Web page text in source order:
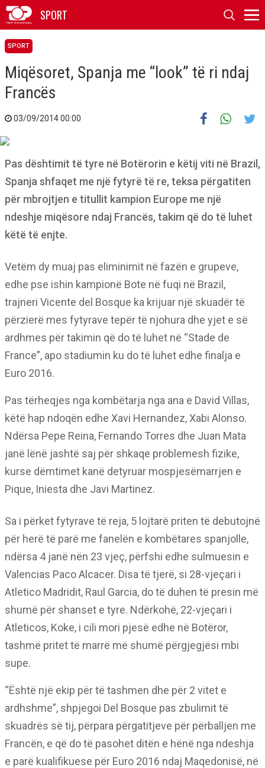
SPORT
SPORT
Miqësoret, Spanja me “look” të ri ndaj
Francës
03/09/2014 00:00
Pas dështimit të tyre në Botërorin e këtij viti në Brazil,
Spanja shfaqet me një fytyrë të re, teksa përgatiten
për mbrojtjen e titullit kampion Europe me një
ndeshje miqësore ndaj Francës, takim që do të luhet
këtë të enjte.
Vetëm dy muaj pas eliminimit në fazën e grupeve,
edhe pse ishin kampionë Bote në fuqi në Brazil,
trajneri Vicente del Bosque ka krijuar një skuadër të
përzierë mes fytyrave tepër të njohura dhe yjet e së
ardhmes për takimin që do të luhet në “Stade de
France”, apo stadiumin ku do të luhet edhe finalja e
Euro 2016.
Pas tërheqjes nga kombëtarja nga ana e David Villas,
këtë hap ndoqën edhe Xavi Hernandez, Xabi Alonso.
Ndërsa Pepe Reina, Fernando Torres dhe Juan Mata
janë lënë jashtë saj për shkaqe problemesh fizike,
kurse dëmtimet kanë detyruar mospjesëmarrjen e
Pique, Iniesta dhe Javi Martinez.
Sa i përket fytyrave të reja, 5 lojtarë priten të debutojnë
për herë të parë me fanelën e kombëtares spanjolle,
ndërsa 4 janë nën 23 vjeç, përfshi edhe sulmuesin e
Valencias Paco Alcacer. Disa të tjerë, si 28-vjeçari i
Atletico Madridit, Raul Garcia, do të duhen të presin më
shumë për shanset e tyre. Ndërkohë, 22-vjeçari i
Atleticos, Koke, i cili mori pjesë edhe në Botëror,
tashmë pritet të marrë më shumë përgjegjësi mbi
supe.
“Është një ekip për të tashmen dhe për 2 vitet e
ardhshme”, shpjegoi Del Bosque pas zbulimit të
skuadrës së tij, përpara përgatitjeve për përballjen me
Francën, e që do të pasohet ditën e hënë nga ndeshja
e parë kualifikuese për Euro 2016 ndaj Maqedonisë, në